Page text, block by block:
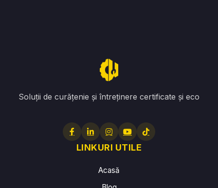
Soluții de curățenie și întreținere certificate și eco
LINKURI UTILE
Acasă